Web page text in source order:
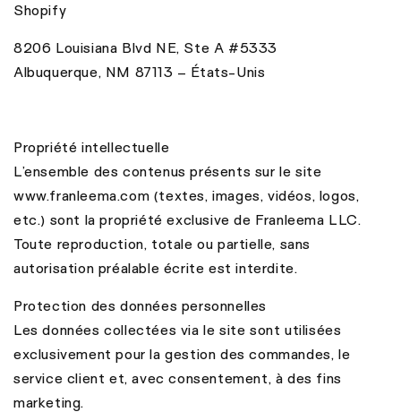
Shopify
8206 Louisiana Blvd NE, Ste A #5333
Albuquerque, NM 87113 – États-Unis
Propriété intellectuelle
L’ensemble des contenus présents sur le site
www.franleema.com (textes, images, vidéos, logos,
etc.) sont la propriété exclusive de Franleema LLC.
Toute reproduction, totale ou partielle, sans
autorisation préalable écrite est interdite.
Protection des données personnelles
Les données collectées via le site sont utilisées
exclusivement pour la gestion des commandes, le
service client et, avec consentement, à des fins
marketing.